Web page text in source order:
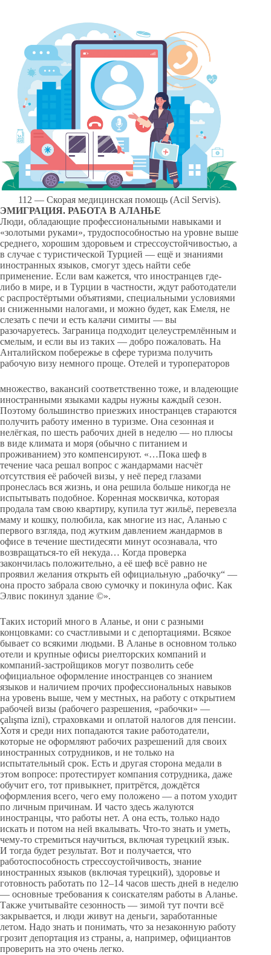
112 — Скорая медицинская помощь (Acil Servis).
ЭМИГРАЦИЯ. РАБОТА В АЛАНЬЕ
Люди, обладающие профессиональными навыками и
«золотыми руками», трудоспособностью на уровне выше
среднего, хорошим здоровьем и стрессоустойчивостью, а
в случае с туристической Турцией — ещё и знаниями
иностранных языков, смогут здесь найти себе
применение. Если вам кажется, что иностранцев где-
либо в мире, и в Турции в частности, ждут работодатели
с распростёртыми объятиями, специальными условиями
и сниженными налогами, и можно будет, как Емеля, не
слезать с печи и есть калачи симиты — вы
разочаруетесь. Заграница подходит целеустремлённым и
смелым, и если вы из таких — добро пожаловать. На
Анталийском побережье в сфере туризма получить
рабочую визу немного проще. Отелей и туроператоров
множество, вакансий соответственно тоже, и владеющие
иностранными языками кадры нужны каждый сезон.
Поэтому большинство приезжих иностранцев стараются
получить работу именно в туризме. Она сезонная и
нелёгкая, по шесть рабочих дней в неделю — но плюсы
в виде климата и моря (обычно с питанием и
проживанием) это компенсируют. «…Пока шеф в
течение часа решал вопрос с жандармами насчёт
отсутствия её рабочей визы, у неё перед глазами
пронеслась вся жизнь, и она решила больше никогда не
испытывать подобное. Коренная москвичка, которая
продала там свою квартиру, купила тут жильё, перевезла
маму и кошку, полюбила, как многие из нас, Аланью с
первого взгляда, под жутким давлением жандармов в
офисе в течение шестидесяти минут осознавала, что
возвращаться-то ей некуда… Когда проверка
закончилась положительно, а её шеф всё равно не
проявил желания открыть ей официальную „рабочку“ —
она просто забрала свою сумочку и покинула офис. Как
Элвис покинул здание ©».
Таких историй много в Аланье, и они с разными
концовками: со счастливыми и с депортациями. Всякое
бывает со всякими людьми. В Аланьe в основном только
отели и крупные офисы риелторских компаний и
компаний-застройщиков могут позволить себе
официальное оформление иностранцев со знанием
языков и наличием прочих профессиональных навыков
на уровень выше, чем у местных, на работу с открытием
рабочей визы (рабочего разрешения, «рабочки» —
çalışma izni), страховками и оплатой налогов для пенсии.
Хотя и среди них попадаются такие работодатели,
которые не оформляют рабочих разрешений для своих
иностранных сотрудников, и не только на
испытательный срок. Есть и другая сторона медали в
этом вопросе: протестирует компания сотрудника, даже
обучит его, тот привыкнет, притрётся, дождётся
оформления всего, чего ему положено — а потом уходит
по личным причинам. И часто здесь жалуются
иностранцы, что работы нет. А она есть, только надо
искать и потом на ней вкалывать. Что-то знать и уметь,
чему-то стремиться научиться, включая турецкий язык.
И тогда будет результат. Вот и получается, что
работоспособность стрессоустойчивость, знание
иностранных языков (включая турецкий), здоровье и
готовность работать по 12–14 часов шесть дней в неделю
— основные требования к соискателям работы в Аланье.
Также учитывайте сезонность — зимой тут почти всё
закрывается, и люди живут на деньги, заработанные
летом. Надо знать и понимать, что за незаконную работу
грозит депортация из страны, а, например, официантов
проверить на это очень легко.